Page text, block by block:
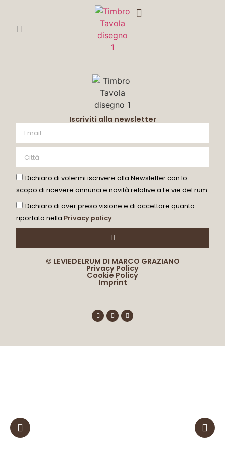
Iscriviti alla newsletter
Dichiaro di volermi iscrivere alla Newsletter con lo
scopo di ricevere annunci e novità relative a Le vie del rum
Dichiaro di aver preso visione e di accettare quanto
riportato nella Privacy policy
© LEVIEDELRUM DI MARCO GRAZIANO
Privacy Policy
Cookie Policy
Imprint